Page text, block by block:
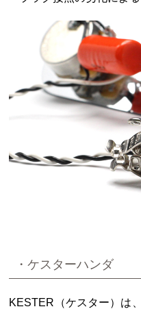
・ケスターハンダ
KESTER（ケスター）は